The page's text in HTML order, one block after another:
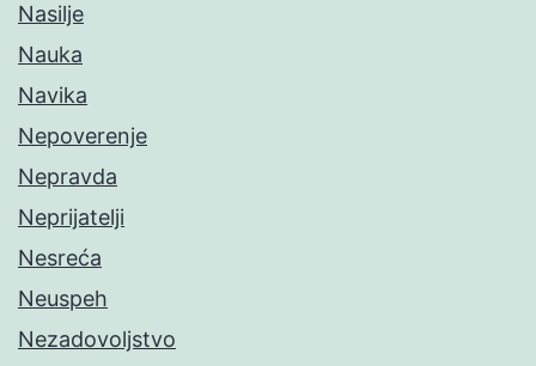
Nasilje
Nauka
Navika
Nepoverenje
Nepravda
Neprijatelji
Nesreća
Neuspeh
Nezadovoljstvo